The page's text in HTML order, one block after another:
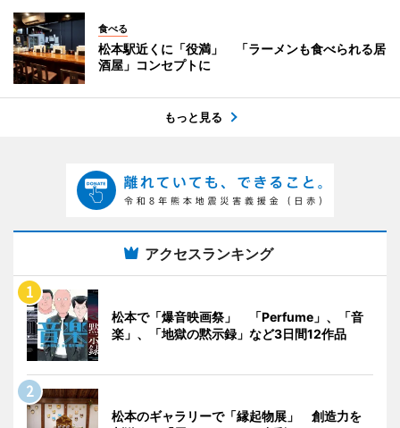
食べる
松本駅近くに「役満」 「ラーメンも食べられる居
酒屋」コンセプトに
もっと見る
アクセスランキング
松本で「爆音映画祭」 「Perfume」、「音
楽」、「地獄の黙示録」など3日間12作品
松本のギャラリーで「縁起物展」 創造力を